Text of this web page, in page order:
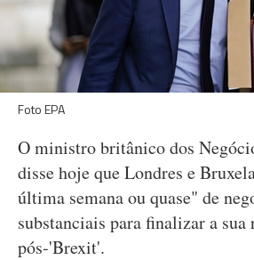
Foto EPA
O ministro britânico dos
disse hoje que Londres e
última semana ou quase" de
substanciais para finalizar a
pós-'Brexit'.